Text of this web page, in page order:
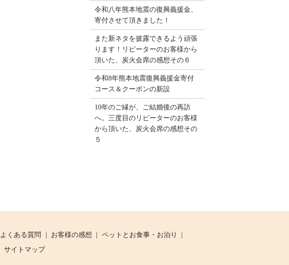
令和八年熊本地震の復興義援金、
寄付させて頂きました！
また新ネタを披露できるよう頑張
ります！リピーターのお客様から
頂いた、炭火会席の感想その６
令和8年熊本地震復興義援金寄付
コース＆クーポンの新設
10年のご縁が、ご結婚後の再訪
へ。三度目のリピーターのお客様
から頂いた、炭火会席の感想その
５
よくある質問 お客様の感想
ペットとお食事・お泊り
サイトマップ